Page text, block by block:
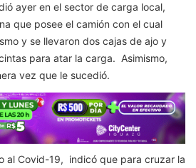
ayer en el sector de carga local,
que posee el camión con el cual
y se llevaron dos cajas de ajo y
para atar la carga. Asimismo,
vez que le sucedió.
al Covid-19, indicó que para cruzar la